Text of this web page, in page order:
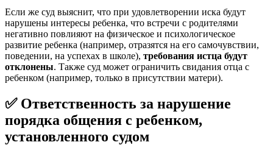
Если же суд выяснит, что при удовлетворении иска будут
нарушены интересы ребенка, что встречи с родителями
негативно повлияют на физическое и психологическое
развитие ребенка (например, отразятся на его самочувствии,
поведении, на успехах в школе), требования истца будут
отклонены. Также суд может ограничить свидания отца с
ребенком (например, только в присутствии матери).
✅ Ответственность за нарушение
порядка общения с ребенком,
установленного судом